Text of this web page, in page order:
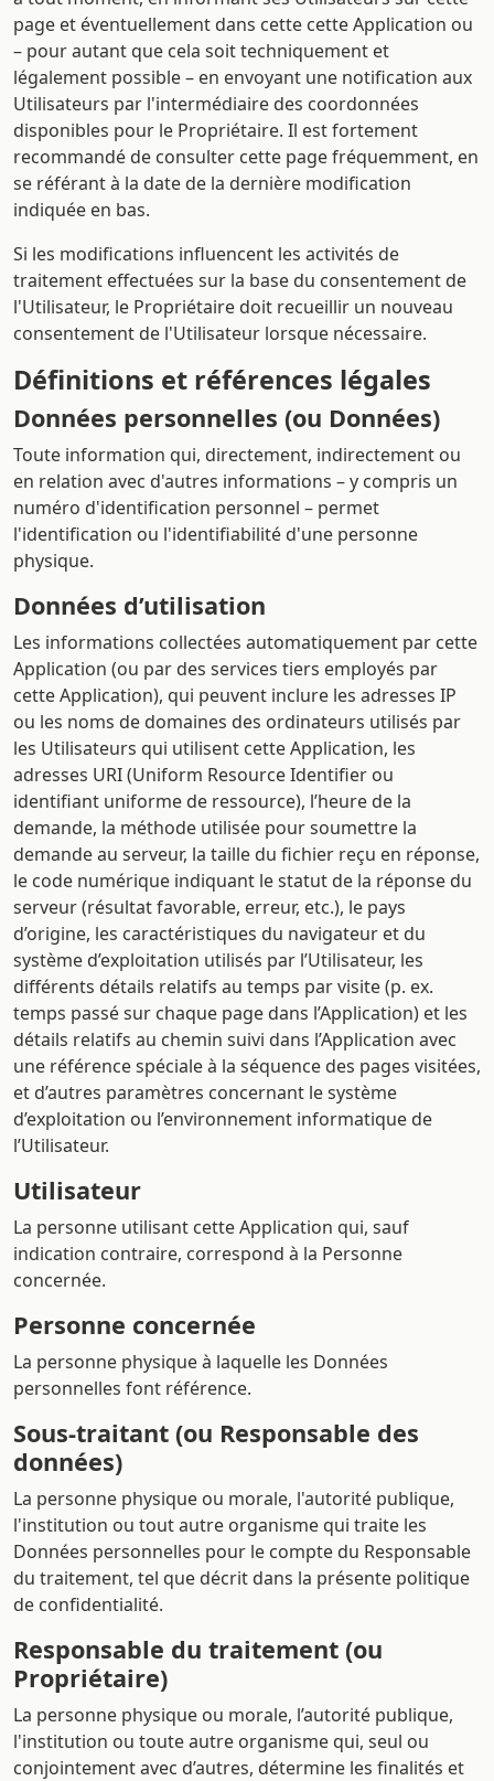
page et éventuellement dans cette cette Application ou
– pour autant que cela soit techniquement et
légalement possible – en envoyant une notification aux
Utilisateurs par l'intermédiaire des coordonnées
disponibles pour le Propriétaire. Il est fortement
recommandé de consulter cette page fréquemment, en
se référant à la date de la dernière modification
indiquée en bas.
Si les modifications influencent les activités de
traitement effectuées sur la base du consentement de
l'Utilisateur, le Propriétaire doit recueillir un nouveau
consentement de l'Utilisateur lorsque nécessaire.
Définitions et références légales
Données personnelles (ou Données)
Toute information qui, directement, indirectement ou
en relation avec d'autres informations – y compris un
numéro d'identification personnel – permet
l'identification ou l'identifiabilité d'une personne
physique.
Données d’utilisation
Les informations collectées automatiquement par cette
Application (ou par des services tiers employés par
cette Application), qui peuvent inclure les adresses IP
ou les noms de domaines des ordinateurs utilisés par
les Utilisateurs qui utilisent cette Application, les
adresses URI (Uniform Resource Identifier ou
identifiant uniforme de ressource), l’heure de la
demande, la méthode utilisée pour soumettre la
demande au serveur, la taille du fichier reçu en réponse,
le code numérique indiquant le statut de la réponse du
serveur (résultat favorable, erreur, etc.), le pays
d’origine, les caractéristiques du navigateur et du
système d’exploitation utilisés par l’Utilisateur, les
différents détails relatifs au temps par visite (p. ex.
temps passé sur chaque page dans l’Application) et les
détails relatifs au chemin suivi dans l’Application avec
une référence spéciale à la séquence des pages visitées,
et d’autres paramètres concernant le système
d’exploitation ou l’environnement informatique de
l’Utilisateur.
Utilisateur
La personne utilisant cette Application qui, sauf
indication contraire, correspond à la Personne
concernée.
Personne concernée
La personne physique à laquelle les Données
personnelles font référence.
Sous-traitant (ou Responsable des
données)
La personne physique ou morale, l'autorité publique,
l'institution ou tout autre organisme qui traite les
Données personnelles pour le compte du Responsable
du traitement, tel que décrit dans la présente politique
de confidentialité.
Responsable du traitement (ou
Propriétaire)
La personne physique ou morale, l’autorité publique,
l'institution ou toute autre organisme qui, seul ou
conjointement avec d’autres, détermine les finalités et